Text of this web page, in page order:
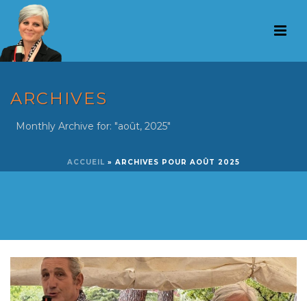
ARCHIVES
Monthly Archive for: "août, 2025"
ACCUEIL » ARCHIVES POUR AOÛT 2025